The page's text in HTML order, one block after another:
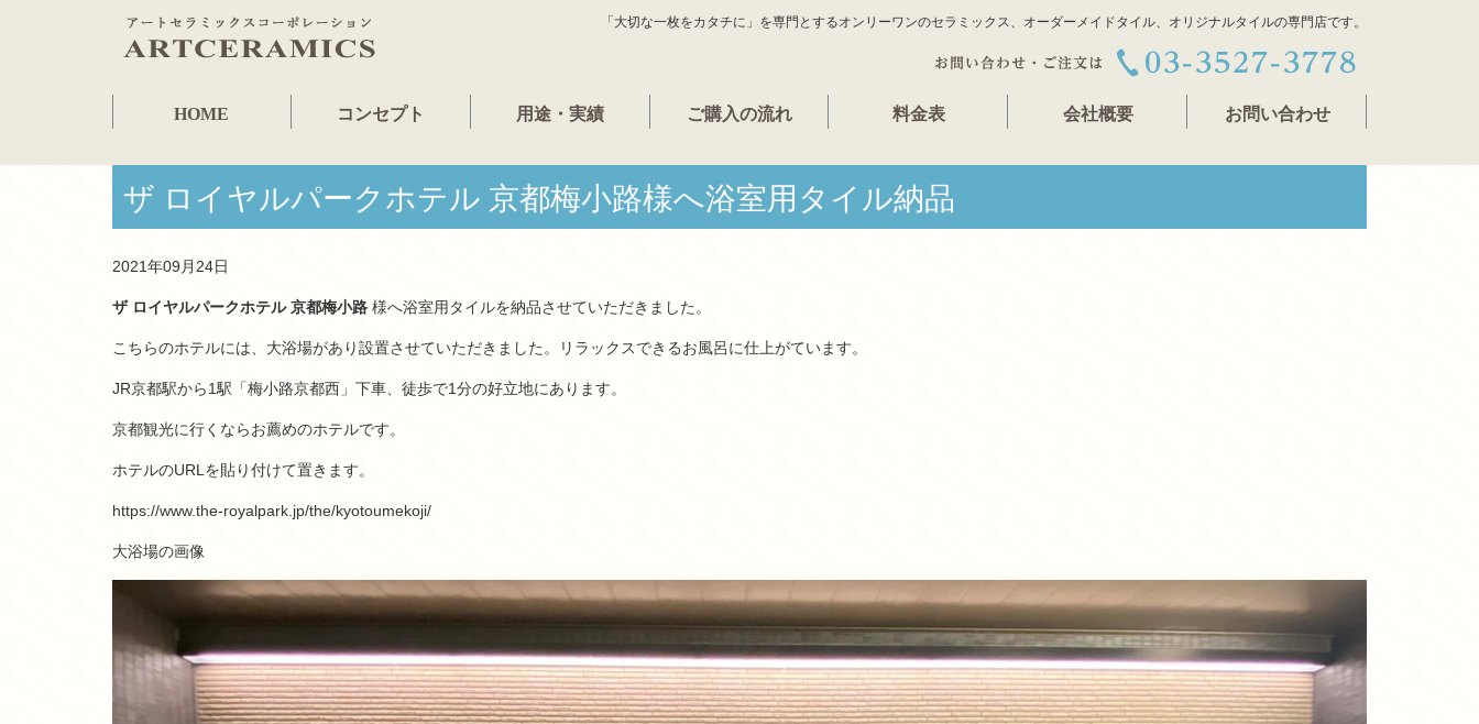
「大切な一枚をカタチに」を専門とするオンリーワンのセラミックス、オーダーメイドタイル、オリジナルタイルの専門店です。
HOME コンセプト 用途・実績 ご購入の流れ 料金表 会社概要 お問い合わせ
ザ ロイヤルパークホテル 京都梅小路様へ浴室用タイル納品
2021年09月24日
ザ ロイヤルパークホテル 京都梅小路 様へ浴室用タイルを納品させていただきました。
こちらのホテルには、大浴場があり設置させていただきました。リラックスできるお風呂に仕上がています。
JR京都駅から1駅「梅小路京都西」下車、徒歩で1分の好立地にあります。
京都観光に行くならお薦めのホテルです。
ホテルのURLを貼り付けて置きます。
https://www.the-royalpark.jp/the/kyotoumekoji/
大浴場の画像